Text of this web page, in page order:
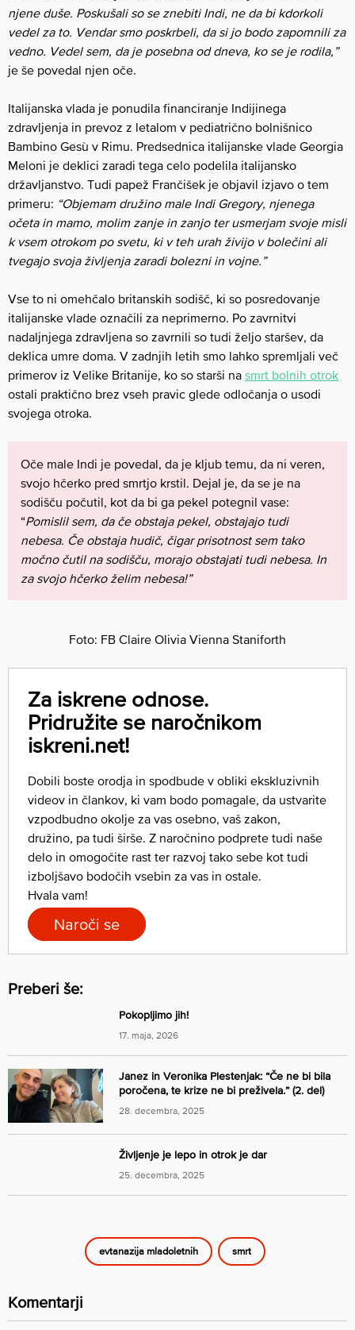
njene duše. Poskušali so se znebiti Indi, ne da bi kdorkoli
vedel za to. Vendar smo poskrbeli, da si jo bodo zapomnili za
vedno. Vedel sem, da je posebna od dneva, ko se je rodila,”
je še povedal njen oče.
Italijanska vlada je ponudila financiranje Indijinega
zdravljenja in prevoz z letalom v pediatrično bolnišnico
Bambino Gesù v Rimu. Predsednica italijanske vlade Georgia
Meloni je deklici zaradi tega celo podelila italijansko
državljanstvo. Tudi papež Frančišek je objavil izjavo o tem
primeru: “Objemam družino male Indi Gregory, njenega
očeta in mamo, molim zanje in zanjo ter usmerjam svoje misli
k vsem otrokom po svetu, ki v teh urah živijo v bolečini ali
tvegajo svoja življenja zaradi bolezni in vojne.”
Vse to ni omehčalo britanskih sodišč, ki so posredovanje
italijanske vlade označili za neprimerno. Po zavrnitvi
nadaljnjega zdravljena so zavrnili so tudi željo staršev, da
deklica umre doma. V zadnjih letih smo lahko spremljali več
primerov iz Velike Britanije, ko so starši na smrt bolnih otrok
ostali praktično brez vseh pravic glede odločanja o usodi
svojega otroka.
Oče male Indi je povedal, da je kljub temu, da ni veren,
svojo hčerko pred smrtjo krstil. Dejal je, da se je na
sodišču počutil, kot da bi ga pekel potegnil vase:
“Pomislil sem, da če obstaja pekel, obstajajo tudi
nebesa. Če obstaja hudič, čigar prisotnost sem tako
močno čutil na sodišču, morajo obstajati tudi nebesa. In
za svojo hčerko želim nebesa!”
Foto: FB Claire Olivia Vienna Staniforth
Za iskrene odnose.
Pridružite se naročnikom
iskreni.net!
Dobili boste orodja in spodbude v obliki ekskluzivnih
videov in člankov, ki vam bodo pomagale, da ustvarite
vzpodbudno okolje za vas osebno, vaš zakon,
družino, pa tudi širše. Z naročnino podprete tudi naše
delo in omogočite rast ter razvoj tako sebe kot tudi
izboljšavo bodočih vsebin za vas in ostale.
Hvala vam!
Naroči se
Preberi še:
Pokopljimo jih!
17. maja, 2026
Janez in Veronika Plestenjak: “Če ne bi bila
poročena, te krize ne bi preživela.” (2. del)
28. decembra, 2025
Življenje je lepo in otrok je dar
25. decembra, 2025
evtanazija mladoletnih smrt
Komentarji